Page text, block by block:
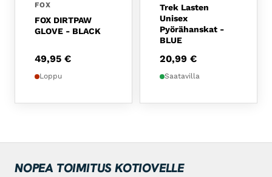
FOX
FOX DIRTPAW
GLOVE - BLACK
49,95 €
Loppu
Trek Lasten
Unisex
Pyörähanskat -
BLUE
20,99 €
Saatavilla
NOPEA TOIMITUS KOTIOVELLE